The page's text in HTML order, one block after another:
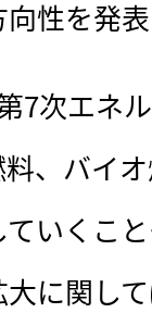
性を発
7次エネ
、バイ
いくこ
に関し